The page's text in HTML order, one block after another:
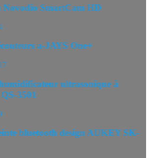
Novodio SmartCam HD
a-JAYS One+
ultrasonique à
3501
bluetooth design AUKEY SK-